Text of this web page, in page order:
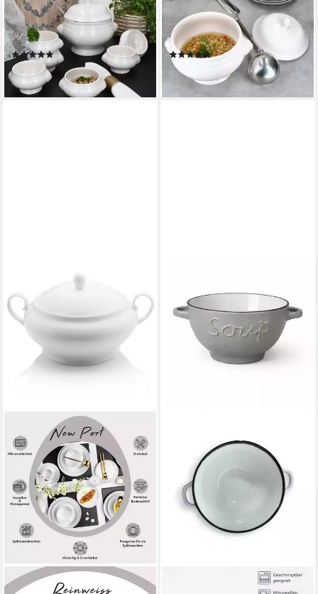
Löwenkopf-Terrine mit &
ohne Deckel 2L 0,25L weiß,
Steingut
(1)
49,99 €
lieferbar - in 3-4 Werktagen bei dir
Löwenkopf-Terrine 2L mit
Deckel weiß XL-Suppenschale
Schüssel, Steingut
(2)
29,99 €
lieferbar - in 3-4 Werktagen bei dir
SÄNGER